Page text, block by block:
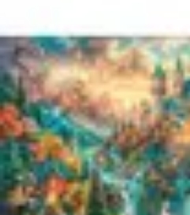
LégendesActualitésDesign
Legends F1